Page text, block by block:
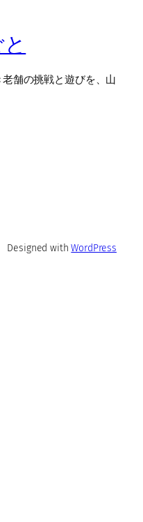
舗の挑戦と遊びを、山
Designed withWordPress